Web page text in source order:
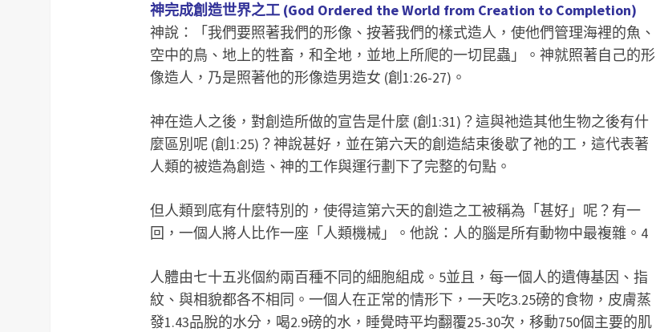
神完成創造世界之工 (God Ordered the World from Creation to Completion)
神說：「我們要照著我們的形像、按著我們的樣式造人，使他們管理海裡的魚、
空中的鳥、地上的牲畜，和全地，並地上所爬的一切昆蟲」。神就照著自己的形
像造人，乃是照著他的形像造男造女 (創1:26-27)。
神在造人之後，對創造所做的宣告是什麼 (創1:31)？這與祂造其他生物之後有什
麼區別呢 (創1:25)？神說甚好，並在第六天的創造結束後歇了祂的工，這代表著
人類的被造為創造、神的工作與運行劃下了完整的句點。
但人類到底有什麼特別的，使得這第六天的創造之工被稱為「甚好」呢？有一
回，一個人將人比作一座「人類機械」。他說：人的腦是所有動物中最複雜。4
人體由七十五兆個約兩百種不同的細胞組成。5並且，每一個人的遺傳基因、指
紋、與相貌都各不相同。一個人在正常的情形下，一天吃3.25磅的食物，皮膚蒸
發1.43品脫的水分，喝2.9磅的水，睡覺時平均翻覆25-30次，移動750個主要的肌